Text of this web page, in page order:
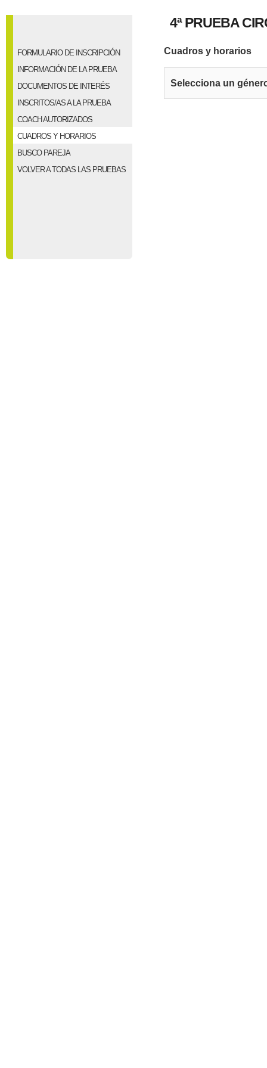
FORMULARIO DE INSCRIPCIÓN
INFORMACIÓN DE LA PRUEBA
DOCUMENTOS DE INTERÉS
INSCRITOS/AS A LA PRUEBA
COACH AUTORIZADOS
CUADROS Y HORARIOS
BUSCO PAREJA
VOLVER A TODAS LAS PRUEBAS
4ª PRUEBA
Cuadros y horarios
Selecciona un